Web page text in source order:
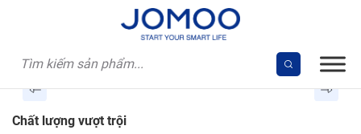
Chất lượng vượt trội